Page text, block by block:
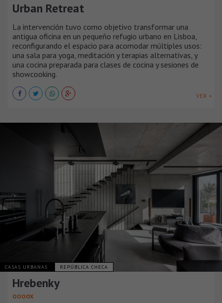
Urban Retreat
La intervención tuvo como objetivo transformar una
antigua oficina en un pequeño refugio urbano en Lisboa,
reconfigurando el espacio para acomodar múltiples usos:
una sala para yoga, meditación y terapias alternativas, y
una cocina preparada para clases de cocina y sesiones de
showcooking.
VER +
CASAS URBANAS REPÚBLICA CHECA
Hrebenky
OOOOX